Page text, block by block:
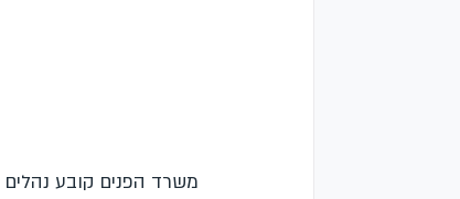
משרד הפנים קובע